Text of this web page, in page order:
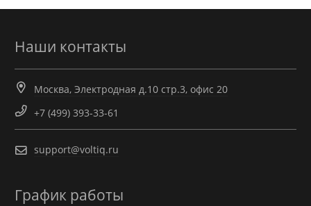
Наши контакты
Москва, Электродная д.10 стр.3, офис 20
+7 (499) 393-33-61
support@voltiq.ru
График работы